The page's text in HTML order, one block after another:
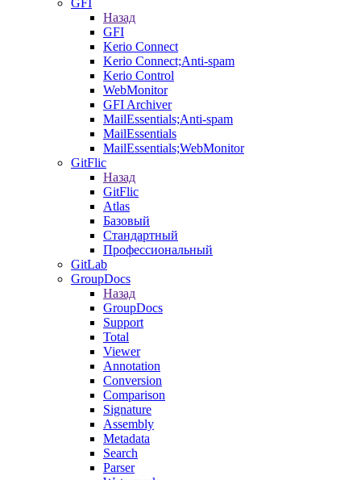
GFI
Назад
GFI
Kerio Connect
Kerio Connect;Anti-spam
Kerio Control
WebMonitor
GFI Archiver
MailEssentials;Anti-spam
MailEssentials
MailEssentials;WebMonitor
GitFlic
Назад
GitFlic
Atlas
Базовый
Стандартный
Профессиональный
GitLab
GroupDocs
Назад
GroupDocs
Support
Total
Viewer
Annotation
Conversion
Comparison
Signature
Assembly
Metadata
Search
Parser